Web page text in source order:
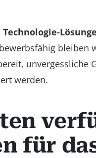
bleiben
unvergessliche
werden.
für